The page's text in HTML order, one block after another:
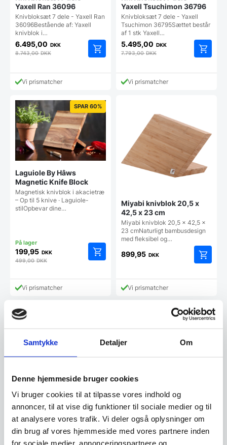
Samtykke Detaljer Om
Denne hjemmeside bruger cookies
Vi bruger cookies til at tilpasse vores indhold og
annoncer, til at vise dig funktioner til sociale medier og til
at analysere vores trafik. Vi deler også oplysninger om
din brug af vores hjemmeside med vores partnere inden
for sociale medier, annonceringspartnere og
Yaxell Ran 36096
Knivbloksæt 7 dele - Yaxell Ran
36096Bestående af: Yaxell
knivblok i…
6.495,00 DKK
8.743,00DKK
Vi prismatcher
Yaxell Tsuchimon 36796
Knivbloksæt 7 dele - Yaxell
Tsuchimon 36795Sættet består
af 1 stk Yaxell…
5.495,00 DKK
7.793,00DKK
Vi prismatcher
SPAR 60%
Laguiole By Hâws
Magnetic Knife Block
Magnetisk knivblok i akacietræ
– Op til 5 knive · Laguiole-
stilOpbevar dine…
199,95 DKK
499,00DKK
Vi prismatcher
Miyabi knivblok 20,5 x
42,5 x 23 cm
Miyabi knivblok 20,5 x 42,5 x
23 cmNaturligt bambusdesign
med fleksibel og…
899,95 DKK
Vi prismatcher
WAS knivblok
Knivblok naturtræmed PP-brug,
tungefor diameter op til 22cm
klingeBredde:…
Yaxell Knivblok m.
magnet, BØG – 6 knive
Denne lækre knivblok passer,
med sit elegante design ind i et